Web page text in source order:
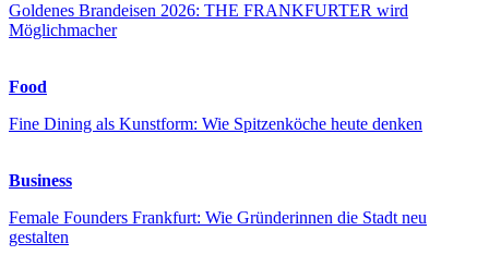
Goldenes Brandeisen 2026: THE FRANKFURTER wird
Möglichmacher
Food
Fine Dining als Kunstform: Wie Spitzenköche heute denken
Business
Female Founders Frankfurt: Wie Gründerinnen die Stadt neu
gestalten